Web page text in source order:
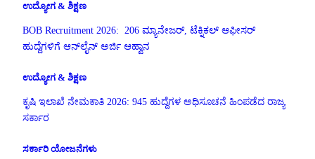
ಉದ್ಯೋಗ & ಶಿಕ್ಷಣ
BOB Recruitment 2026: 206 ಮ್ಯಾನೇಜರ್, ಟೆಕ್ನಿಕಲ್ ಆಫೀಸರ್
ಹುದ್ದೆಗಳಿಗೆ ಆನ್‌ಲೈನ್ ಅರ್ಜಿ ಆಹ್ವಾನ
ಉದ್ಯೋಗ & ಶಿಕ್ಷಣ
ಕೃಷಿ ಇಲಾಖೆ ನೇಮಕಾತಿ 2026: 945 ಹುದ್ದೆಗಳ ಅಧಿಸೂಚನೆ ಹಿಂಪಡೆದ ರಾಜ್ಯ
ಸರ್ಕಾರ
ಸರ್ಕಾರಿ ಯೋಜನೆಗಳು